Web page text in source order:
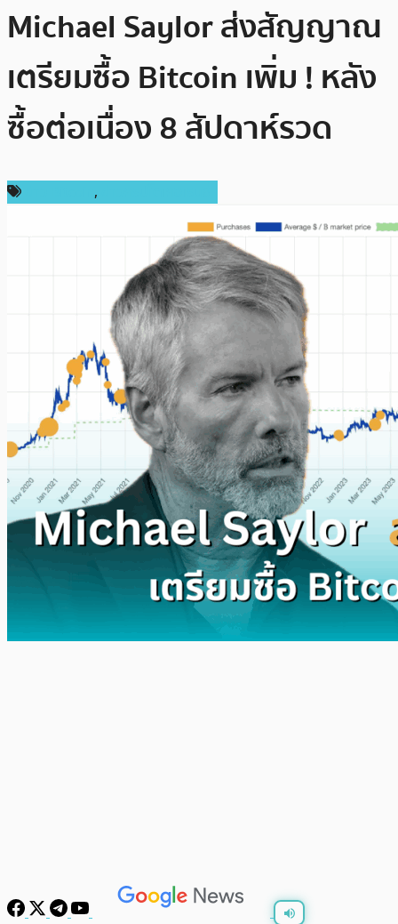
Michael Saylor ส่งสัญญาณ
เตรียมซื้อ Bitcoin เพิ่ม ! หลัง
ซื้อต่อเนื่อง 8 สัปดาห์รวด
,